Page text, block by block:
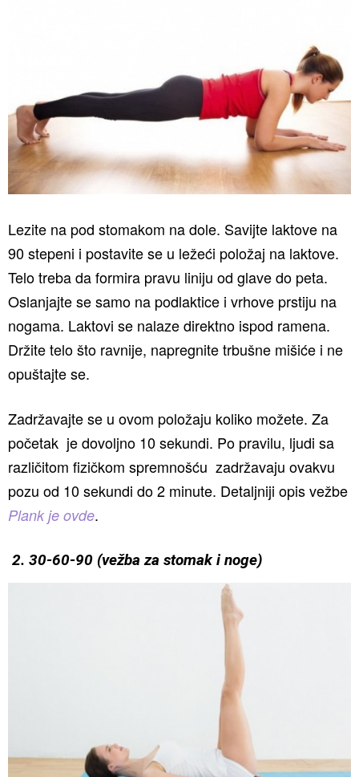
Lezite na pod stomakom na dole. Savijte laktove na
90 stepeni i postavite se u ležeći položaj na laktove.
Telo treba da formira pravu liniju od glave do peta.
Oslanjajte se samo na podlaktice i vrhove prstiju na
nogama. Laktovi se nalaze direktno ispod ramena.
Držite telo što ravnije, napregnite trbušne mišiće i ne
opuštajte se.
Zadržavajte se u ovom položaju koliko možete. Za
početak je dovoljno 10 sekundi. Po pravilu, ljudi sa
različitom fizičkom spremnošću zadržavaju ovakvu
pozu od 10 sekundi do 2 minute. Detaljniji opis vežbe
Plank je ovde.
2. 30-60-90 (vežba za stomak i noge)